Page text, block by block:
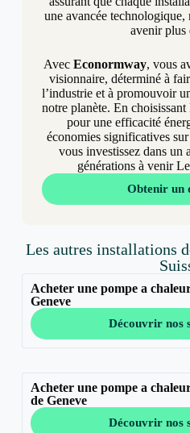
une avancée technologique,
avenir plus
AvecEconormway, vous
visionnaire, déterminé à
l’industrie et à promouvoir
notre planète. En
pour une efficacité
économies significatives
vous investissez dans un
générations à venir
Obtenir un
Les autres installations
Acheter une pompe a
Geneve
Découvrir nos
Acheter une pompe a
de Geneve
Découvrir nos